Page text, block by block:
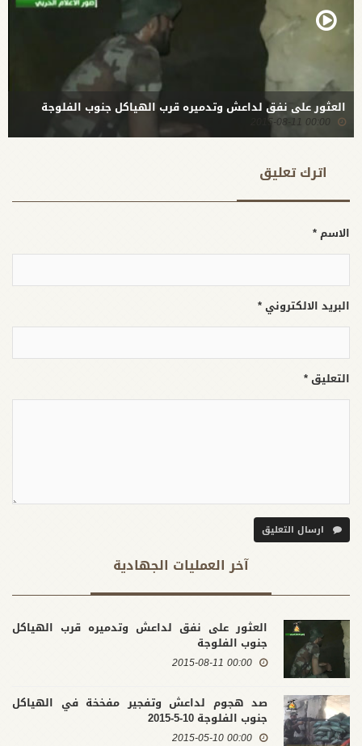
العثور على نفق لداعش وتدميره قرب الهياكل جنوب الفلوجة
00:00 2015-08-11
اترك تعلیق
الاسم *
البريد الالكتروني *
التعليق *
ارسال التعليق
آخر العملیات الجهادية
العثور على نفق لداعش وتدميره قرب الهياكل
جنوب الفلوجة
00:00 2015-08-11
صد هجوم لداعش وتفجير مفخخة في الهياكل
جنوب الفلوجة 10-5-2015
00:00 2015-05-10